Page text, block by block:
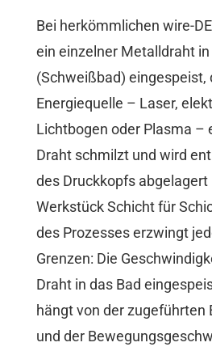
Bei herkömmlichen wire-
ein einzelner Metalldraht
(Schweißbad) eingespeist,
Energiequelle – Laser,
Lichtbogen oder Plasma –
Draht schmilzt und wird
des Druckkopfs abgelagert
Werkstück Schicht für
des Prozesses erzwingt
Grenzen: Die
Draht in das Bad
hängt von der zugeführten
und der